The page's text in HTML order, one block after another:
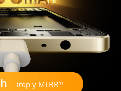
ігор у MLBB¹¹